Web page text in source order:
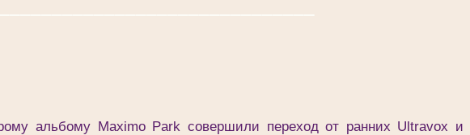
альбому Maximo Park совершили переход от ранних Ultravox и